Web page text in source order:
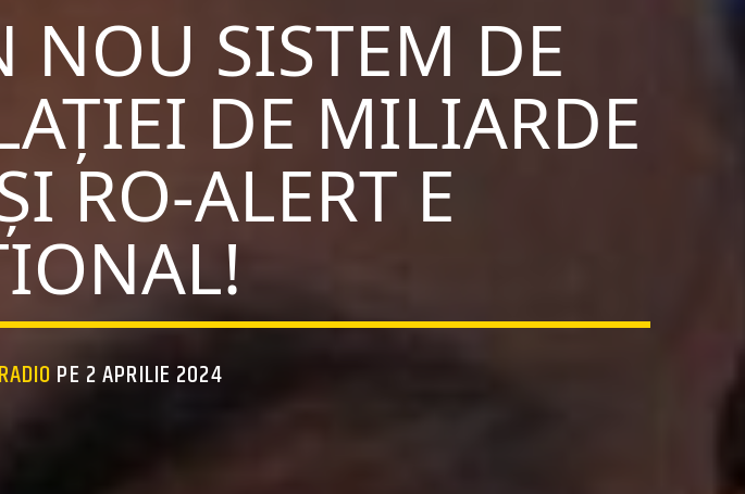
NOU SISTEM DE
DE MILIARDE
RO-ALERT E
PE 2 APRILIE 2024